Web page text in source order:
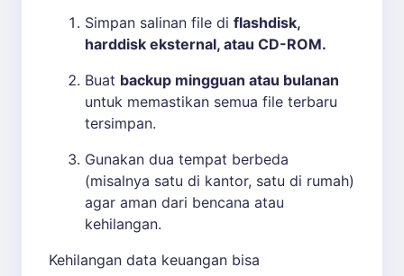
Simpan salinan file di flashdisk,
harddisk eksternal, atau CD-ROM.
Buat backup mingguan atau bulanan
untuk memastikan semua file terbaru
tersimpan.
Gunakan dua tempat berbeda
(misalnya satu di kantor, satu di rumah)
agar aman dari bencana atau
kehilangan.
Kehilangan data keuangan bisa